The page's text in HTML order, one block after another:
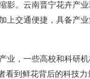
影。云南晋宁花卉产
上交通便捷，具备产
业，一些高校和科研
看到鲜花背后的科技力